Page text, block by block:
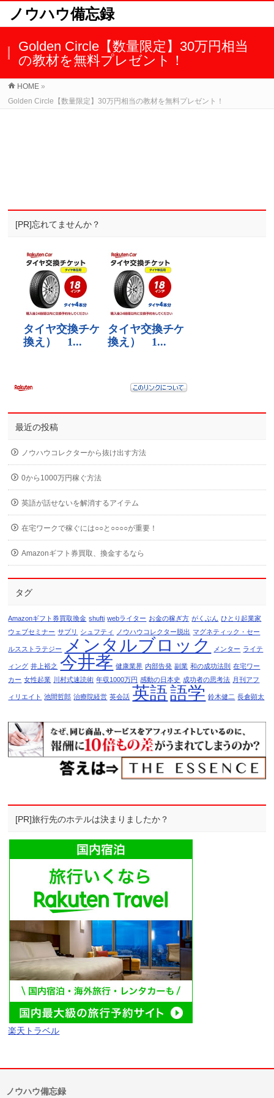
ノウハウ備忘録
Golden Circle【数量限定】30万円相当
の教材を無料プレゼント！
HOME »
Golden Circle【数量限定】30万円相当の教材を無料プレゼント！
[PR]忘れてませんか？
最近の投稿
ノウハウコレクターから抜け出す方法
0から1000万円稼ぐ方法
英語が話せないを解消するアイテム
在宅ワークで稼ぐには○○と○○○○が重要！
Amazonギフト券買取、換金するなら
タグ
Amazonギフト券買取換金 shufti webライター お金の稼ぎ方 がくぶん ひとり起業家
ウェブセミナー サプリ シュフティ ノウハウコレクター脱出 マグネティック・セー
ルスストラテジー メンタルブロック メンター ライテ
ィング 井上裕之 今井孝 健康業界 内部告発 副業 和の成功法則 在宅ワー
カー 女性起業 川村式速読術 年収1000万円 感動の日本史 成功者の思考法 月刊アフ
ィリエイト 池間哲郎 治療院経営 英会話 英語語学 鈴木健二 長倉顕太
[PR]旅行先のホテルは決まりましたか？
楽天トラベル
ノウハウ備忘録